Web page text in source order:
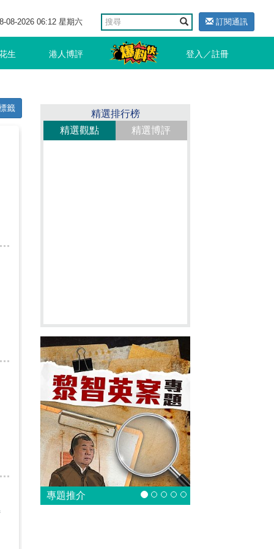
08-2026 06:12 星期六 訂閱通訊
生 港人博評 登入／註冊
籤
精選排行榜
精選觀點
精選博評
專題推介